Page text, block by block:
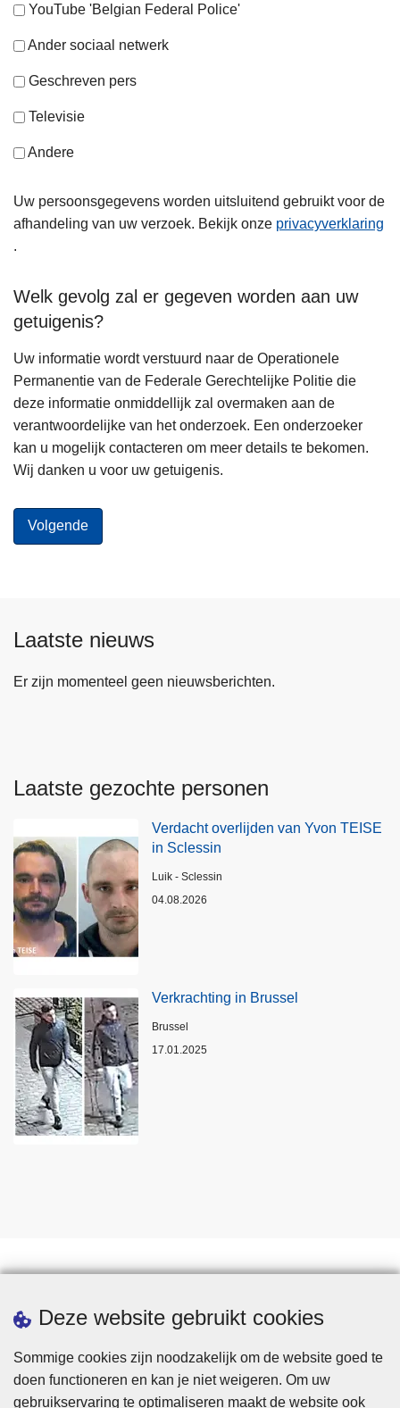
Deze website gebruikt cookies
Sommige cookies zijn noodzakelijk om de website goed te
doen functioneren en kan je niet weigeren. Om uw
gebruikservaring te optimaliseren maakt de website ook
YouTube 'Belgian Federal Police'
Ander sociaal netwerk
Geschreven pers
Televisie
Andere
Uw persoonsgegevens worden uitsluitend gebruikt voor de
afhandeling van uw verzoek. Bekijk onze privacyverklaring
.
Welk gevolg zal er gegeven worden aan uw
getuigenis?
Uw informatie wordt verstuurd naar de Operationele
Permanentie van de Federale Gerechtelijke Politie die
deze informatie onmiddellijk zal overmaken aan de
verantwoordelijke van het onderzoek. Een onderzoeker
kan u mogelijk contacteren om meer details te bekomen.
Wij danken u voor uw getuigenis.
Laatste nieuws
Er zijn momenteel geen nieuwsberichten.
Laatste gezochte personen
Verdacht overlijden van Yvon TEISE
in Sclessin
Plaats
Luik - Sclessin
04.08.2026
Verkrachting in Brussel
Plaats
Brussel
17.01.2025